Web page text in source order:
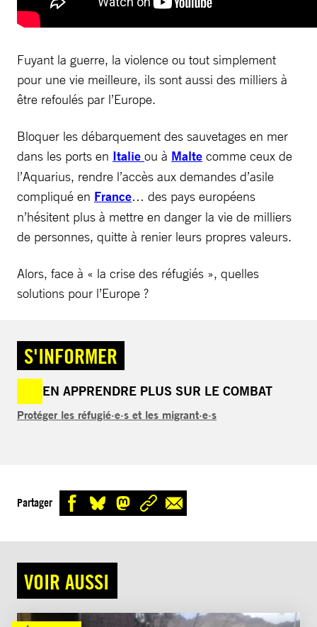
Fuyant la guerre, la violence ou tout simplement
pour une vie meilleure, ils sont aussi des milliers à
être refoulés par l’Europe.
Bloquer les débarquement des sauvetages en mer
dans les ports en Italie ou à Malte comme ceux de
l’Aquarius, rendre l’accès aux demandes d’asile
compliqué en France… des pays européens
n’hésitent plus à mettre en danger la vie de milliers
de personnes, quitte à renier leurs propres valeurs.
Alors, face à « la crise des réfugiés », quelles
solutions pour l’Europe ?
S'INFORMER
EN APPRENDRE PLUS SUR LE COMBAT
Protéger les réfugié·e·s et les migrant·e·s
Partager
VOIR AUSSI